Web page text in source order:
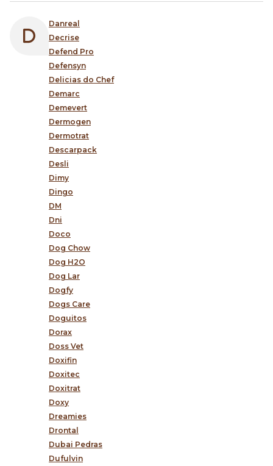
Danreal
Decrise
Defend Pro
Defensyn
Delicias do Chef
Demarc
Demevert
Dermogen
Dermotrat
Descarpack
Desli
Dimy
Dingo
DM
Dni
Doco
Dog Chow
Dog H2O
Dog Lar
Dogfy
Dogs Care
Doguitos
Dorax
Doss Vet
Doxifin
Doxitec
Doxitrat
Doxy
Dreamies
Drontal
Dubai Pedras
Dufulvin